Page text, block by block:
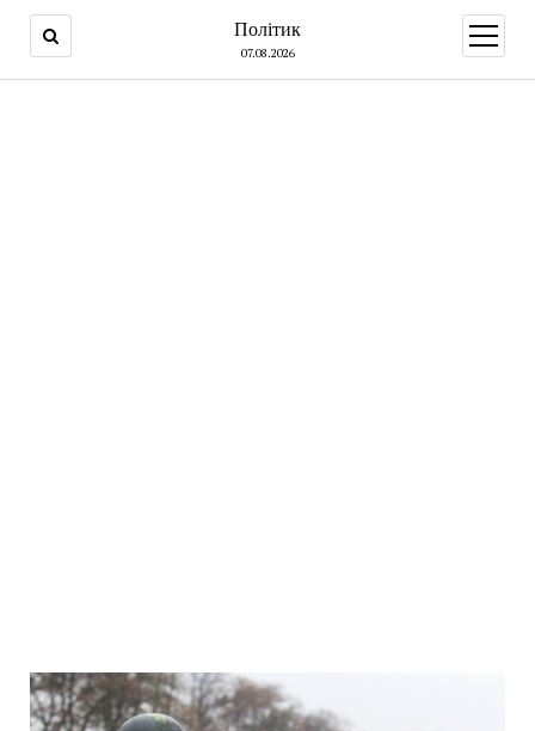
Політик
07.08.2026
open
menu